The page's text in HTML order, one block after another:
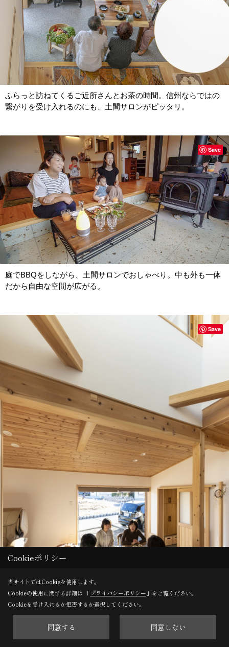
ふらっと訪ねてくるご近所さんとお茶の時間。信州ならではの
繋がりを受け入れるのにも、土間サロンがピッタリ。
庭でBBQをしながら、土間サロンでおしゃべり。中も外も一体
だから自由な空間が広がる。
Save
Save
Cookieポリシー
当サイトではCookieを使用します。
Cookieの使用に関する詳細は 「プライバシーポリシー 」をご覧ください。
Cookieを受け入れるか拒否するか選択してください。
同意する 同意しない